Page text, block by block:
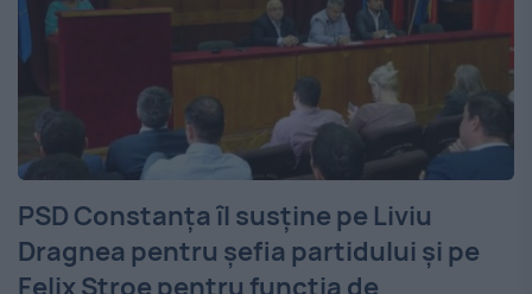
PSD Constanţa îl susţine pe Liviu
Dragnea pentru şefia partidului şi pe